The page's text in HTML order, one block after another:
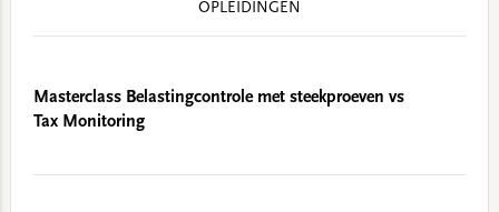
OPLEIDINGEN
Masterclass Belastingcontrole met steekproeven vs
Tax Monitoring